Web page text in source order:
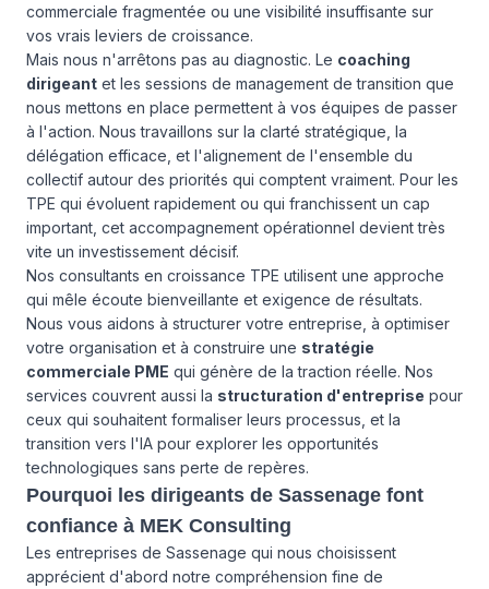
commerciale fragmentée ou une visibilité insuffisante sur
vos vrais leviers de croissance.
Mais nous n'arrêtons pas au diagnostic. Le coaching
dirigeant et les sessions de management de transition que
nous mettons en place permettent à vos équipes de passer
à l'action. Nous travaillons sur la clarté stratégique, la
délégation efficace, et l'alignement de l'ensemble du
collectif autour des priorités qui comptent vraiment. Pour les
TPE qui évoluent rapidement ou qui franchissent un cap
important, cet accompagnement opérationnel devient très
vite un investissement décisif.
Nos consultants en croissance TPE utilisent une approche
qui mêle écoute bienveillante et exigence de résultats.
Nous vous aidons à structurer votre entreprise, à optimiser
votre organisation et à construire une stratégie
commerciale PME qui génère de la traction réelle. Nos
services couvrent aussi la structuration d'entreprise pour
ceux qui souhaitent formaliser leurs processus, et la
transition vers l'IA pour explorer les opportunités
technologiques sans perte de repères.
Pourquoi les dirigeants de Sassenage font
confiance à MEK Consulting
Les entreprises de Sassenage qui nous choisissent
apprécient d'abord notre compréhension fine de